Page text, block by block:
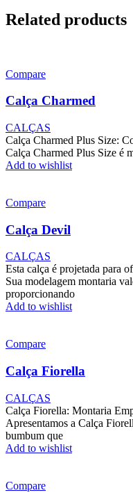
Related products
Compare
Calça Charmed
CALÇAS
Calça Charmed Plus Size:
Calça Charmed Plus Size é
Add to wishlist
Compare
Calça Devil
CALÇAS
Esta calça é projetada para
Sua modelagem montaria
proporcionando
Add to wishlist
Compare
Calça Fiorella
CALÇAS
Calça Fiorella: Montaria
Apresentamos a Calça
bumbum que
Add to wishlist
Compare